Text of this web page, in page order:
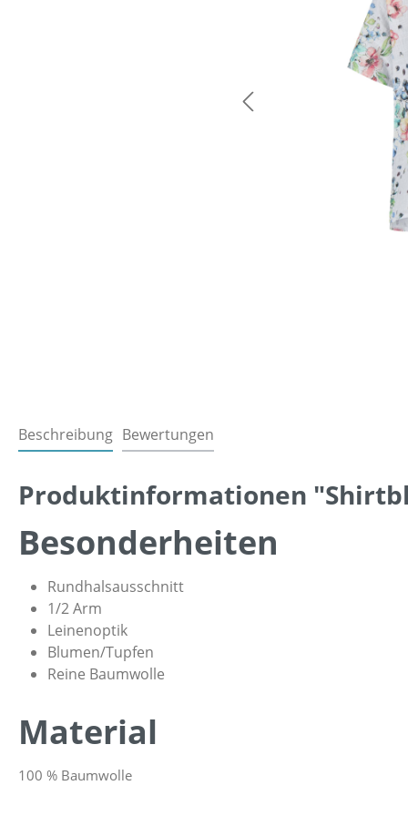
Beschreibung Bewertungen
Produktinformationen
Besonderheiten
Rundhalsausschnitt
1/2 Arm
Leinenoptik
Blumen/Tupfen
Reine Baumwolle
Material
100 % Baumwolle